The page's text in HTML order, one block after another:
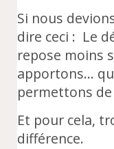
Si nous
dire ceci : Le
repose moins
apportons…
permettons
Et pour cela,
différence.